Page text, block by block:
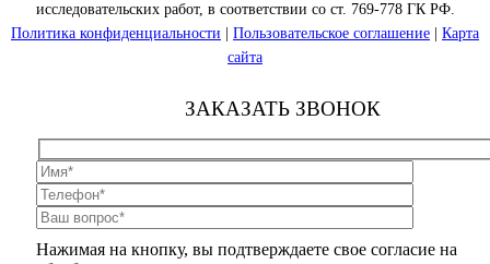
исследовательских работ, в соответствии со ст. 769-778 ГК РФ.
Политика конфиденциальности
Пользовательское соглашение
Карта
сайта
ЗАКАЗАТЬ ЗВОНОК
Нажимая на кнопку, вы подтверждаете свое согласие на